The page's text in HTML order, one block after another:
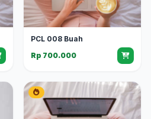
PCL 008 Buah
Rp 700.000